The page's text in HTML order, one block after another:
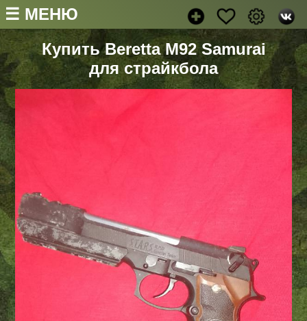
☰ МЕНЮ
Купить Beretta M92 Samurai
для страйкбола